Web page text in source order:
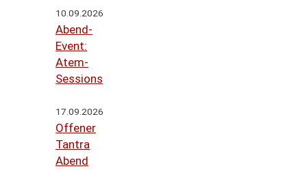
10.09.2026
Abend-
Event:
Atem-
Sessions
17.09.2026
Offener
Tantra
Abend